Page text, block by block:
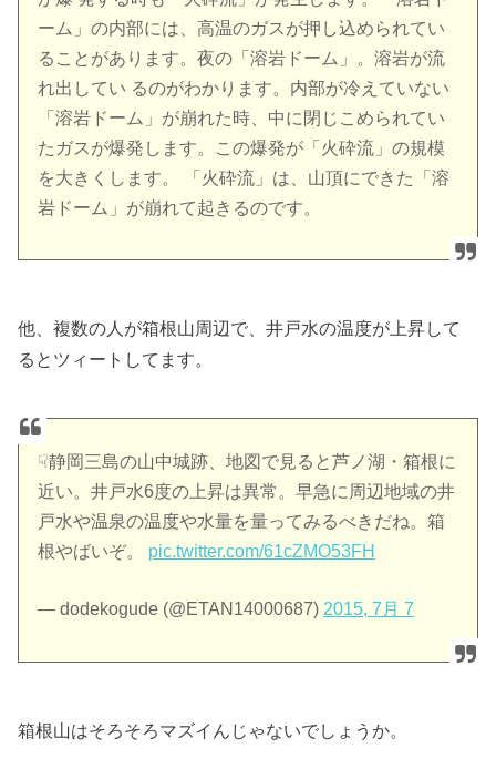
ーム」の内部には、高温のガスが押し込められてい
ることがあります。夜の「溶岩ドーム」。溶岩が流
れ出してい るのがわかります。内部が冷えていない
「溶岩ドーム」が崩れた時、中に閉じこめられてい
たガスが爆発します。この爆発が「火砕流」の規模
を大きくします。 「火砕流」は、山頂にできた「溶
岩ドーム」が崩れて起きるのです。
他、複数の人が箱根山周辺で、井戸水の温度が上昇して
るとツィートしてます。
☟静岡三島の山中城跡、地図で見ると芦ノ湖・箱根に
近い。井戸水6度の上昇は異常。早急に周辺地域の井
戸水や温泉の温度や水量を量ってみるべきだね。箱
根やばいぞ。 pic.twitter.com/61cZMO53FH
— dodekogude (@ETAN14000687)2015, 7月 7
箱根山はそろそろマズイんじゃないでしょうか。